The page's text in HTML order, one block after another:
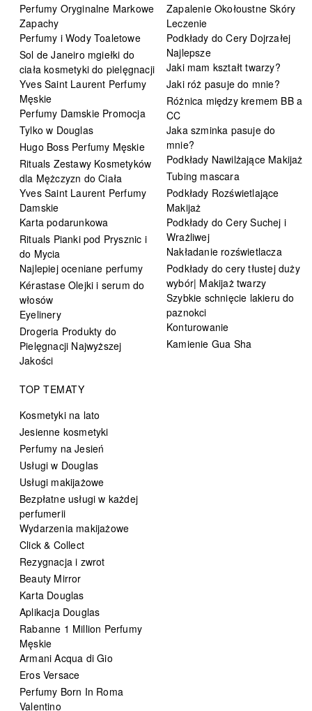
Perfumy Oryginalne Markowe
Zapachy
Perfumy i Wody Toaletowe
Sol de Janeiro mgiełki do
ciała kosmetyki do pielęgnacji
Yves Saint Laurent Perfumy
Męskie
Perfumy Damskie Promocja
Tylko w Douglas
Hugo Boss Perfumy Męskie
Rituals Zestawy Kosmetyków
dla Mężczyzn do Ciała
Yves Saint Laurent Perfumy
Damskie
Karta podarunkowa
Rituals Pianki pod Prysznic i
do Mycia
Najlepiej oceniane perfumy
Kérastase Olejki i serum do
włosów
Eyelinery
Drogeria Produkty do
Pielęgnacji Najwyższej
Jakości
Zapalenie Okołoustne Skóry
Leczenie
Podkłady do Cery Dojrzałej
Najlepsze
Jaki mam kształt twarzy?
Jaki róż pasuje do mnie?
Różnica między kremem BB a
CC
Jaka szminka pasuje do
mnie?
Podkłady Nawilżające Makijaż
Tubing mascara
Podkłady Rozświetlające
Makijaż
Podkłady do Cery Suchej i
Wrażliwej
Nakładanie rozświetlacza
Podkłady do cery tłustej duży
wybór| Makijaż twarzy
Szybkie schnięcie lakieru do
paznokci
Konturowanie
Kamienie Gua Sha
TOP TEMATY
Kosmetyki na lato
Jesienne kosmetyki
Perfumy na Jesień
Usługi w Douglas
Usługi makijażowe
Bezpłatne usługi w każdej
perfumerii
Wydarzenia makijażowe
Click & Collect
Rezygnacja i zwrot
Beauty Mirror
Karta Douglas
Aplikacja Douglas
Rabanne 1 Million Perfumy
Męskie
Armani Acqua di Gio
Eros Versace
Perfumy Born In Roma
Valentino